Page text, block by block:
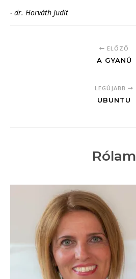
- dr. Horváth Judit
ELŐZŐ
A GYANÚ
LEGÚJABB
UBUNTU
Rólam